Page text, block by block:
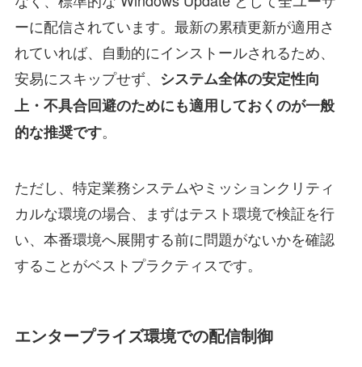
ーに配信されています。最新の累積更新が適用さ
れていれば、自動的にインストールされるため、
安易にスキップせず、 システム全体の安定性向
上・不具合回避のためにも適用しておくのが一般
的な推奨です。
ただし、特定業務システムやミッションクリティ
カルな環境の場合、まずはテスト環境で検証を行
い、本番環境へ展開する前に問題がないかを確認
することがベストプラクティスです。
エンタープライズ環境での配信制御